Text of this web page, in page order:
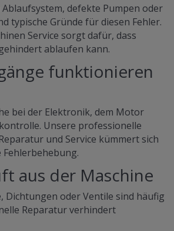
defekte Pumpen oder
typische Gründe für diesen Fehler.
Service sorgt dafür, dass
ablaufen kann.
funktionieren
bei der Elektronik, dem Motor
Unsere professionelle
und Service kümmert sich
Fehlerbehebung.
aus der Maschine
Dichtungen oder Ventile sind häufig
Reparatur verhindert